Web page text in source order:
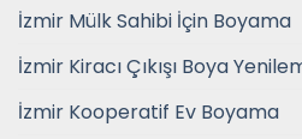
İzmir Mülk Sahibi İçin Boyama
İzmir Kiracı Çıkışı Boya
İzmir Kooperatif Ev Boyama